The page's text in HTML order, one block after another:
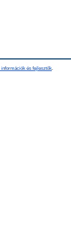
információk és fejlesztők